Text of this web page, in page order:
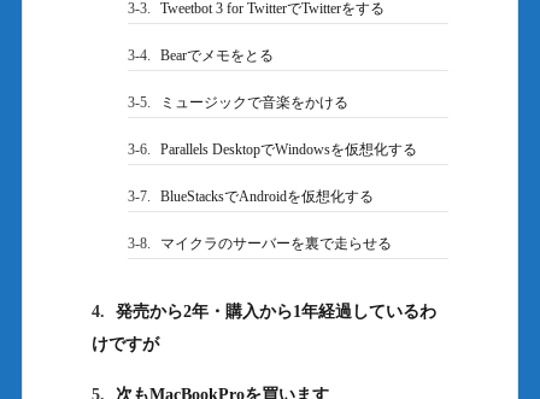
3-3. Tweetbot 3 for TwitterでTwitterをする
3-4. Bearでメモをとる
3-5. ミュージックで音楽をかける
3-6. Parallels DesktopでWindowsを仮想化する
3-7. BlueStacksでAndroidを仮想化する
3-8. マイクラのサーバーを裏で走らせる
4.
発売から2年・購入から1年経過しているわ
けですが
5. 次もMacBookProを買います